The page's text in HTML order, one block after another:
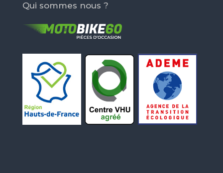
Qui sommes nous ?